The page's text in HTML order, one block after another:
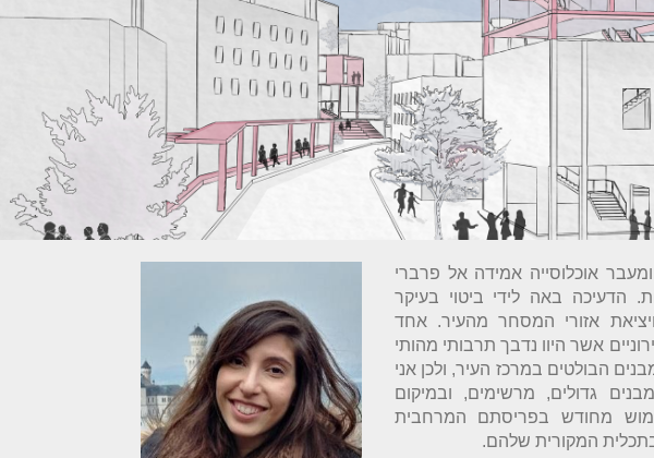
אוכלוסייה אמידה אל פרברי
הדעיכה באה לידי ביטוי בעיקר
אזורי המסחר מהעיר. אחד
אשר היוו נדבך תרבותי מהותי
הבולטים במרכז העיר, ולכן אני
גדולים, מרשימים, ובמיקום
מחודש בפריסתם המרחבית
המקורית שלהם.